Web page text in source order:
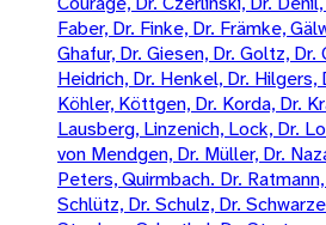
Faber, Dr. Finke, Dr. Främke,
Ghafur, Dr. Giesen, Dr. Goltz, Dr.
Heidrich, Dr. Henkel, Dr. Hilgers,
Köhler, Köttgen, Dr. Korda, Dr.
Lausberg, Linzenich, Lock, Dr.
von Mendgen, Dr. Müller, Dr.
Peters, Quirmbach. Dr.
Schlütz, Dr. Schulz, Dr.